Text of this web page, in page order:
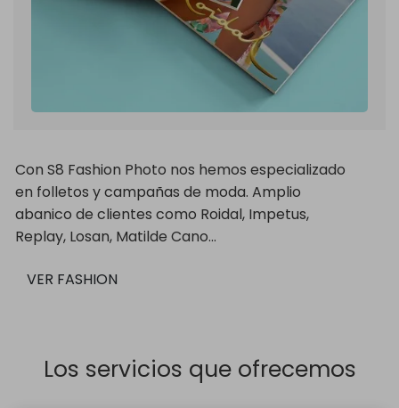
Con S8 Fashion Photo nos hemos especializado
en folletos y campañas de moda. Amplio
abanico de clientes como Roidal, Impetus,
Replay, Losan, Matilde Cano...
VER FASHION
Los servicios que ofrecemos